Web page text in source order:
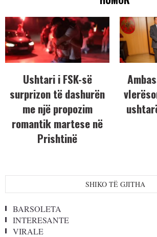
Ushtari i FSK-së
surprizon të dashurën
me një propozim
romantik martese në
Prishtinë
SHIKO TË GJITHA
BARSOLETA
INTERESANTE
VIRALE